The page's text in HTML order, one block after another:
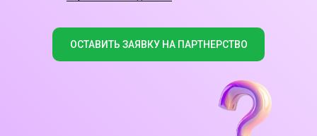
ОСТАВИТЬ ЗАЯВКУ НА ПАРТНЕРСТВО